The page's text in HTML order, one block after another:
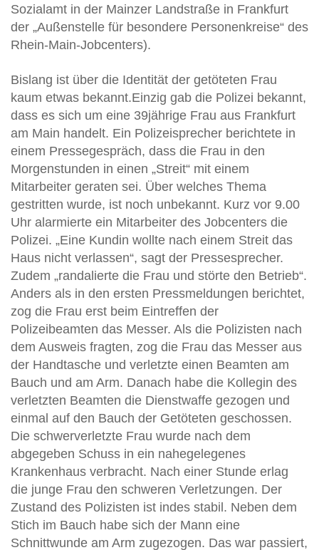
Sozialamt in der Mainzer Landstraße in Frankfurt
der „Außenstelle für besondere Personenkreise“ des
Rhein-Main-Jobcenters).
Bislang ist über die Identität der getöteten Frau
kaum etwas bekannt.Einzig gab die Polizei bekannt,
dass es sich um eine 39jährige Frau aus Frankfurt
am Main handelt. Ein Polizeisprecher berichtete in
einem Pressegespräch, dass die Frau in den
Morgenstunden in einen „Streit“ mit einem
Mitarbeiter geraten sei. Über welches Thema
gestritten wurde, ist noch unbekannt. Kurz vor 9.00
Uhr alarmierte ein Mitarbeiter des Jobcenters die
Polizei. „Eine Kundin wollte nach einem Streit das
Haus nicht verlassen“, sagt der Pressesprecher.
Zudem „randalierte die Frau und störte den Betrieb“.
Anders als in den ersten Pressmeldungen berichtet,
zog die Frau erst beim Eintreffen der
Polizeibeamten das Messer. Als die Polizisten nach
dem Ausweis fragten, zog die Frau das Messer aus
der Handtasche und verletzte einen Beamten am
Bauch und am Arm. Danach habe die Kollegin des
verletzten Beamten die Dienstwaffe gezogen und
einmal auf den Bauch der Getöteten geschossen.
Die schwerverletzte Frau wurde nach dem
abgegeben Schuss in ein nahegelegenes
Krankenhaus verbracht. Nach einer Stunde erlag
die junge Frau den schweren Verletzungen. Der
Zustand des Polizisten ist indes stabil. Neben dem
Stich im Bauch habe sich der Mann eine
Schnittwunde am Arm zugezogen. Das war passiert,